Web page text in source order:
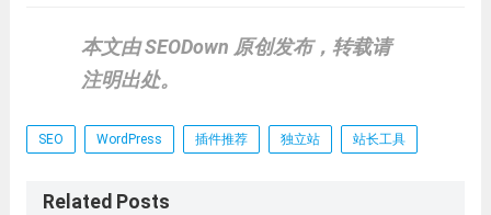
本文由 SEODown 原创发布，转载请
注明出处。
SEO WordPress 插件推荐 独立站 站长工具
Related Posts